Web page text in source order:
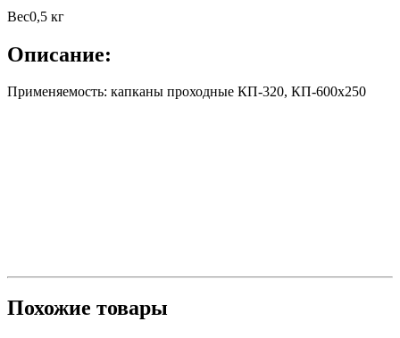
Вес0,5 кг
Описание:
Применяемость: капканы проходные КП-320, КП-600х250
Похожие товары